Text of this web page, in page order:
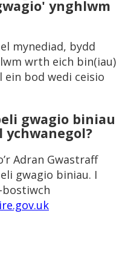
ynghlwm
mynediad, bydd
wrth eich bin(iau)
bod wedi ceisio
gwagio biniau
Adran Gwastraff
gwagio biniau. I
bostiwch